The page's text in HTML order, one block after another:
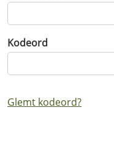
Kodeord
Glemt kodeord?